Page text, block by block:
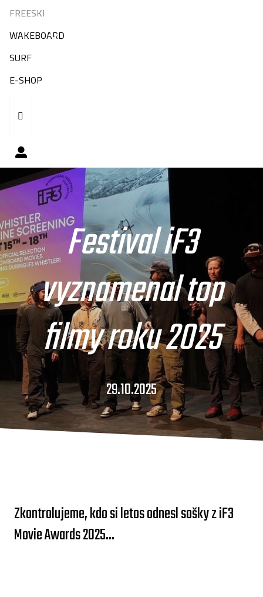
FREESKI
WAKEBOARD
SURF
E-SHOP
Festival iF3
vyznamenal top
filmy roku 2025
29.10.2025
Zkontrolujeme, kdo si letos odnesl sošky z iF3
Movie Awards 2025...